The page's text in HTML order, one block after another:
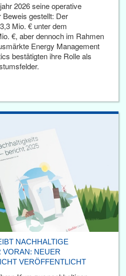
2026 seine operative
Beweis gestellt: Der
Mio. € unter dem
€, aber dennoch im Rahmen
Energy Management
bestätigten ihre Rolle als
NACHHALTIGE
VORAN: NEUER
VERÖFFENTLICHT